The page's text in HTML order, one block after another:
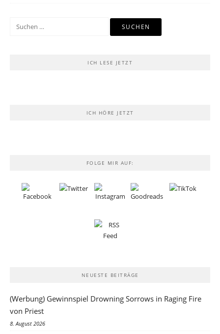
Suchen
ICH LESE JETZT
ICH HÖRE JETZT
FOLGE MIR AUF:
NEUESTE BEITRÄGE
(Werbung) Gewinnspiel Drowning Sorrows in Raging Fire
von Priest
8. August 2026